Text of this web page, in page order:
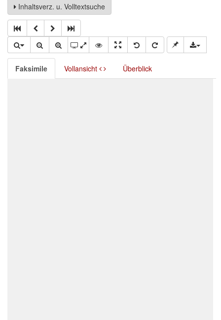
Inhaltsverz. u. Volltextsuche
Faksimile Vollansicht Überblick